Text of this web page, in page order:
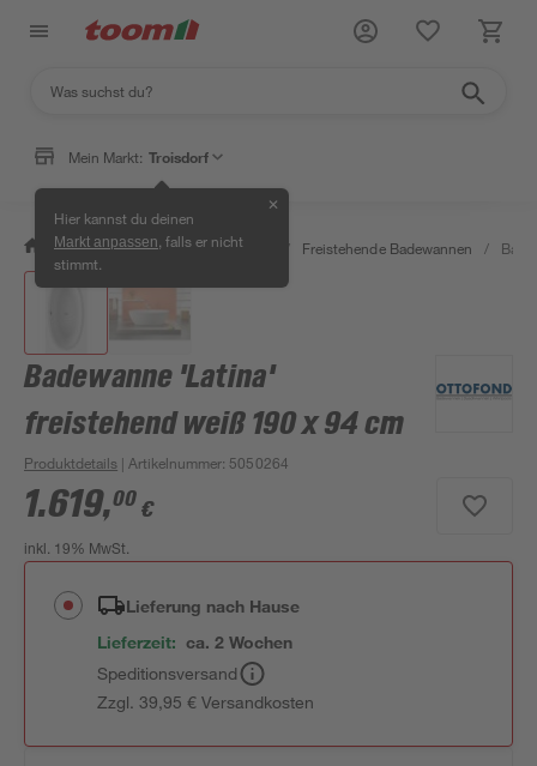
Mein Markt: Troisdorf
Hier kannst du deinen
Markt anpassen , falls er nicht
stimmt.
✕
/ Bad & Sanitär / Badewannen / Freistehende Badewannen /
Badewanne 'Latina'
freistehend weiß 190 x 94 cm
Produktdetails | Artikelnummer: 5050264
1.619,00 €
inkl. 19% MwSt.
Lieferung nach Hause
Lieferzeit: ca. 2 Wochen
Speditionsversand
Zzgl. 39,95 € Versandkosten